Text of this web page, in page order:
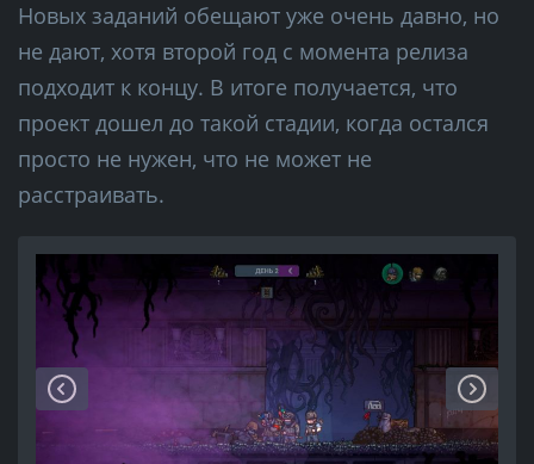
Новых заданий обещают уже очень давно, но
не дают, хотя второй год с момента релиза
подходит к концу. В итоге получается, что
проект дошел до такой стадии, когда остался
просто не нужен, что не может не
расстраивать.